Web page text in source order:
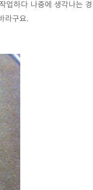
업하다 나중에 생각나는 경
라구요.